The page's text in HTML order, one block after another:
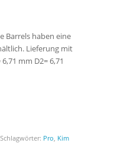
Barrels haben eine
Lieferung mit
mm D2= 6,71
Schlagwörter: Pro, Kim